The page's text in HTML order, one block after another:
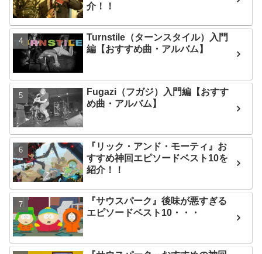
介！！
Turnstile（ターンスタイル）入門
編【おすすめ曲・アルバム】
Fugazi（フガジ）入門編【おすす
め曲・アルバム】
『リック・アンド・モーティ』お
すすめ神回エピソードベスト10を
紹介！！
『サウスパーク』後味が悪すぎる
エピソードベスト10・・・